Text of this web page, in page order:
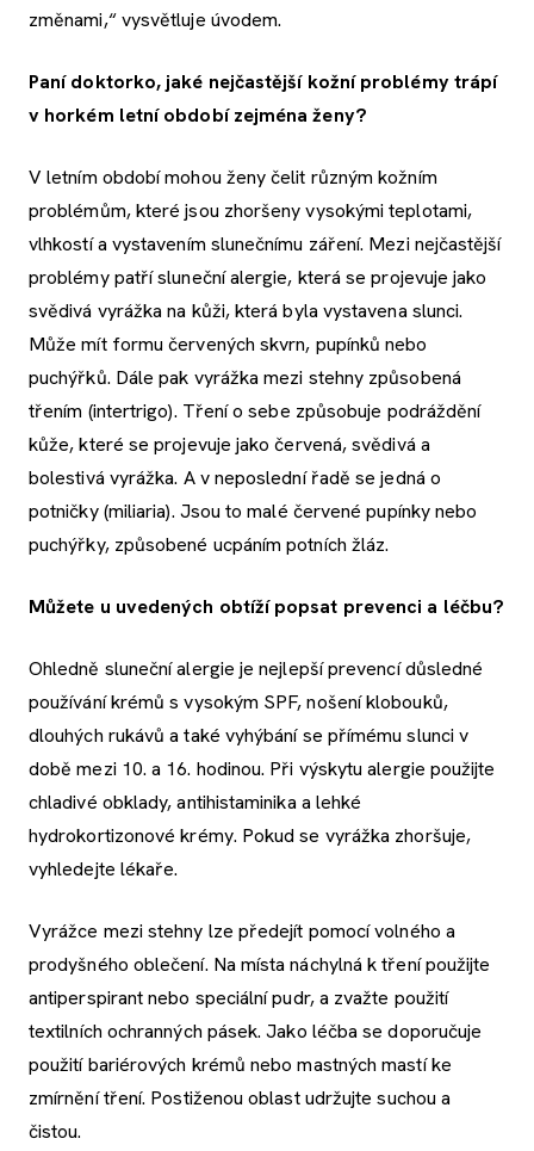
změnami,“ vysvětluje úvodem.
Paní doktorko, jaké nejčastější kožní problémy trápí
v horkém letní období zejména ženy?
V letním období mohou ženy čelit různým kožním
problémům, které jsou zhoršeny vysokými teplotami,
vlhkostí a vystavením slunečnímu záření. Mezi nejčastější
problémy patří sluneční alergie, která se projevuje jako
svědivá vyrážka na kůži, která byla vystavena slunci.
Může mít formu červených skvrn, pupínků nebo
puchýřků. Dále pak vyrážka mezi stehny způsobená
třením (intertrigo). Tření o sebe způsobuje podráždění
kůže, které se projevuje jako červená, svědivá a
bolestivá vyrážka. A v neposlední řadě se jedná o
potničky (miliaria). Jsou to malé červené pupínky nebo
puchýřky, způsobené ucpáním potních žláz.
Můžete u uvedených obtíží popsat prevenci a léčbu?
Ohledně sluneční alergie je nejlepší prevencí důsledné
používání krémů s vysokým SPF, nošení klobouků,
dlouhých rukávů a také vyhýbání se přímému slunci v
době mezi 10. a 16. hodinou. Při výskytu alergie použijte
chladivé obklady, antihistaminika a lehké
hydrokortizonové krémy. Pokud se vyrážka zhoršuje,
vyhledejte lékaře.
Vyrážce mezi stehny lze předejít pomocí volného a
prodyšného oblečení. Na místa náchylná k tření použijte
antiperspirant nebo speciální pudr, a zvažte použití
textilních ochranných pásek. Jako léčba se doporučuje
použití bariérových krémů nebo mastných mastí ke
zmírnění tření. Postiženou oblast udržujte suchou a
čistou.